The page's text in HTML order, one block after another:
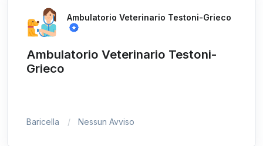
Ambulatorio Veterinario Testoni-Grieco
Ambulatorio Veterinario Testoni-
Grieco
Baricella Nessun Avviso